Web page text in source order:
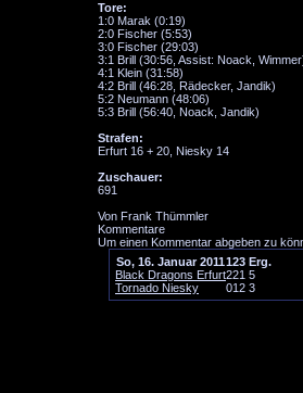
Tore:
1:0 Marak (0:19)
2:0 Fischer (5:53)
3:0 Fischer (29:03)
3:1 Brill (30:56, Assist: Noack,
4:1 Klein (31:58)
4:2 Brill (46:28, Rädecker, Jandik)
5:2 Neumann (48:06)
5:3 Brill (56:40, Noack, Jandik)
Strafen:
Erfurt 16 + 20, Niesky 14
Zuschauer:
691
Von Frank Thümmler
Kommentare
Um einen Kommentar abgeben zu
So, 16. Januar 2011123 Erg.
Black Dragons Erfurt221 5
Tornado Niesky
012 3